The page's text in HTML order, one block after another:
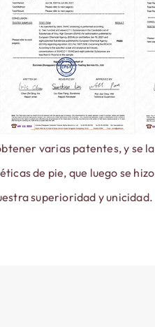
varias patentes, y se
de pie, que luego se
superioridad y unicidad.